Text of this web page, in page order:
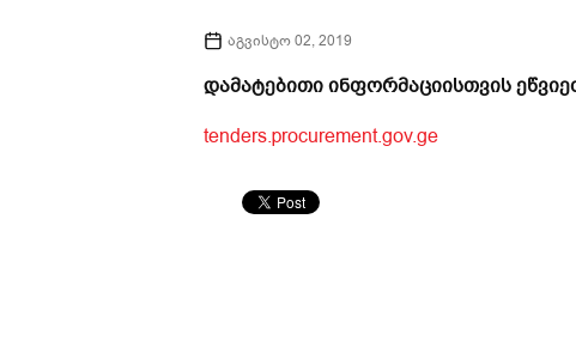
აგვისტო 02, 2019
დამატებითი ინფორმაციისთვის
tenders.procurement.gov.ge